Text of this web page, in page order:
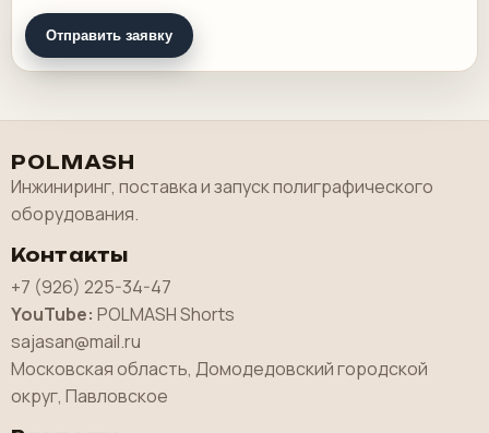
Отправить заявку
POLMASH
Инжиниринг, поставка и запуск полиграфического
оборудования.
Контакты
+7 (926) 225-34-47
YouTube: POLMASH Shorts
sajasan@mail.ru
Московская область, Домодедовский городской
округ, Павловское